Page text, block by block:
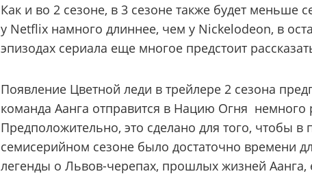
Как и во 2 сезоне, в 3 сезоне также будет меньше
у Netflix намного длиннее, чем у Nickelodeon, в
эпизодах сериала еще многое предстоит
Появление Цветной леди в трейлере 2 сезона
команда Аанга отправится в Нацию Огня немного
Предположительно, это сделано для того, чтобы в
семисерийном сезоне было достаточно времени
легенды о Львов-черепах, прошлых жизней Аанга,